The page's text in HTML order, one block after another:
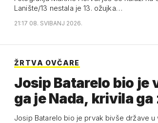
Lanište/13 nestala je 13. ožujka…
21:17 08. SVIBANJ 2026.
ŽRTVA OVČARE
Josip Batarelo bio je
ga je Nada, krivila
Josip Batarelo bio je prvak bivše države